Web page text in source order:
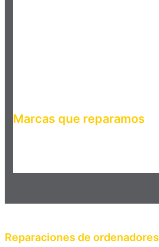
Marcas que reparamos
Reparaciones de ordenadores